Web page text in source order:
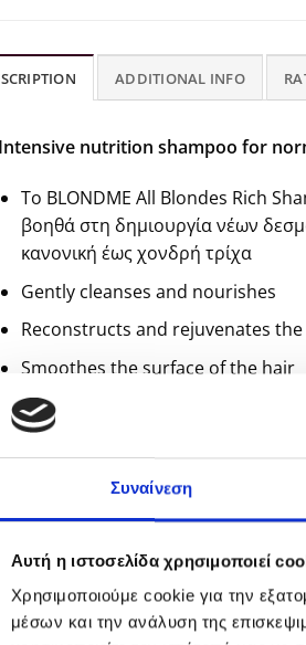
Συναίνεση
Αυτή η ιστοσελίδα χρησιμοποιεί
Χρησιμοποιούμε cookie για την
μέσων και την ανάλυση της
ADDITIONAL INFO
Intensive nutrition shampoo for
To BLONDME All Blondes Rich
βοηθά στη δημιουργία νέων
κανονική έως χονδρή τρίχα
Gently cleanses and nourishes
Reconstructs and rejuvenates
Smoothes the surface of the hair
Leaves hair soft giving it a healthy
for applying:
For daily use